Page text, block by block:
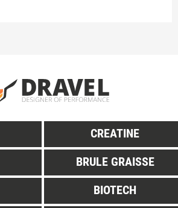
CREATINE
BRULE GRAISSE
BIOTECH